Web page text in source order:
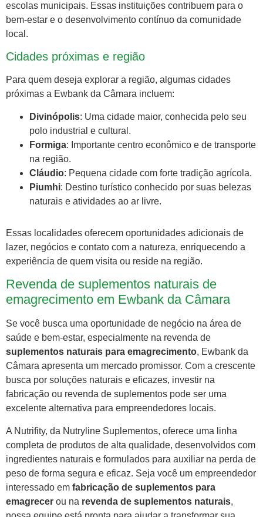
escolas municipais. Essas instituições contribuem para o
bem-estar e o desenvolvimento contínuo da comunidade
local.
Cidades próximas e região
Para quem deseja explorar a região, algumas cidades
próximas a Ewbank da Câmara incluem:
Divinópolis: Uma cidade maior, conhecida pelo seu
polo industrial e cultural.
Formiga: Importante centro econômico e de transporte
na região.
Cláudio: Pequena cidade com forte tradição agrícola.
Piumhi: Destino turístico conhecido por suas belezas
naturais e atividades ao ar livre.
Essas localidades oferecem oportunidades adicionais de
lazer, negócios e contato com a natureza, enriquecendo a
experiência de quem visita ou reside na região.
Revenda de suplementos naturais de
emagrecimento em Ewbank da Câmara
Se você busca uma oportunidade de negócio na área de
saúde e bem-estar, especialmente na revenda de
suplementos naturais para emagrecimento, Ewbank da
Câmara apresenta um mercado promissor. Com a crescente
busca por soluções naturais e eficazes, investir na
fabricação ou revenda de suplementos pode ser uma
excelente alternativa para empreendedores locais.
A Nutrifity, da Nutryline Suplementos, oferece uma linha
completa de produtos de alta qualidade, desenvolvidos com
ingredientes naturais e formulados para auxiliar na perda de
peso de forma segura e eficaz. Seja você um empreendedor
interessado em fabricação de suplementos para
emagrecer ou na revenda de suplementos naturais,